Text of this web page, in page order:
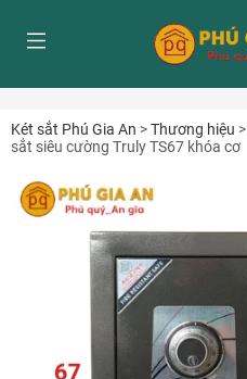
Két sắt Phú Gia An >Thương hiệu >
sắt siêu cường Truly TS67 khóa cơ